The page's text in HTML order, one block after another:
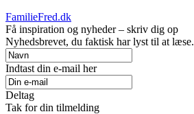
FamilieFred.dk
Få inspiration og nyheder – skriv dig op
Nyhedsbrevet, du faktisk har lyst til at læse.
Indtast din e-mail her
Deltag
Tak for din tilmelding